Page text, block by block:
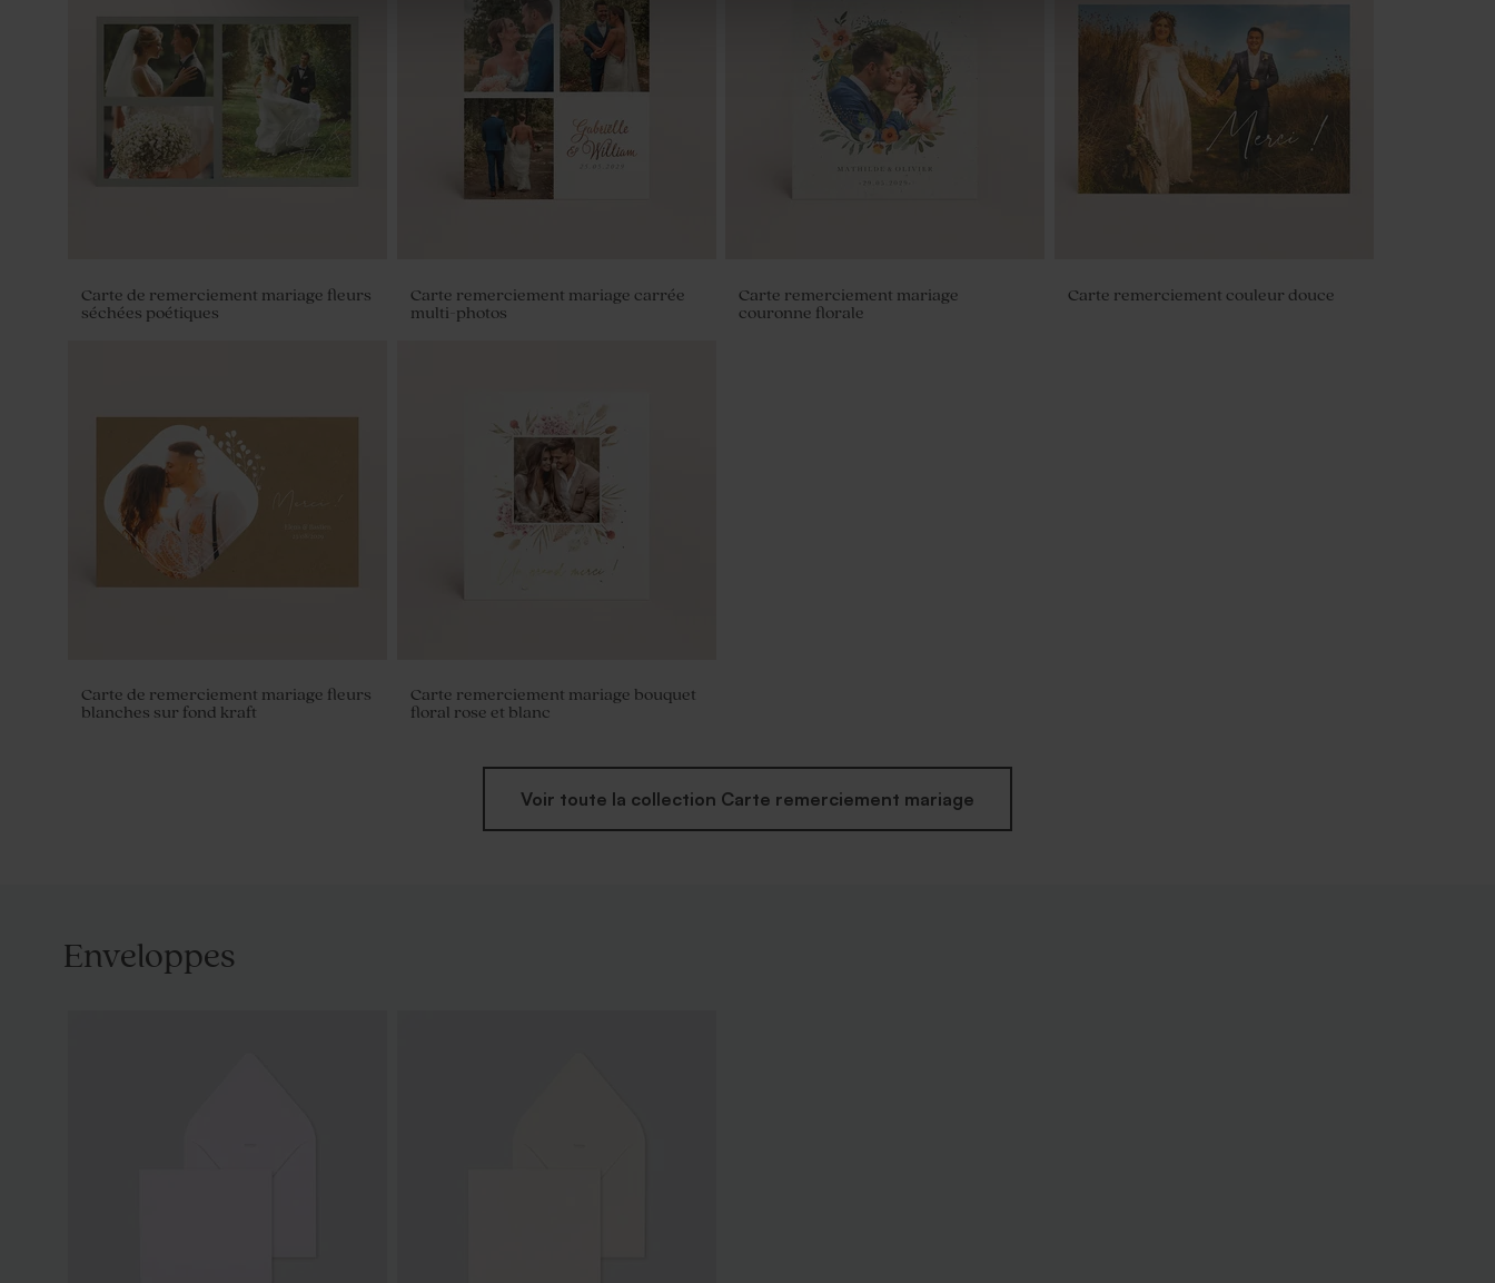
Sticker baptême ronde forestière 4,40
Carte remerciement naissance ronde
forestière
Savon artisanal mariage senteur
Dragées mariage marbré or amande 1
Dragées mariage marbées or et blanc
Dragées mariage sucrés ronds
marbrés d'or 750 gr (± 195 ex)
Carte de remerciement mariage fleurs
séchées poétiques
Carte remerciement mariage carrée
multi-photos
Carte remerciement mariage
couronne florale
Carte remerciement couleur douce
Carte de remerciement mariage fleurs
blanches sur fond kraft
Carte remerciement mariage bouquet
floral rose et blanc
Voir toute la collection Carte remerciement mariage
Enveloppes